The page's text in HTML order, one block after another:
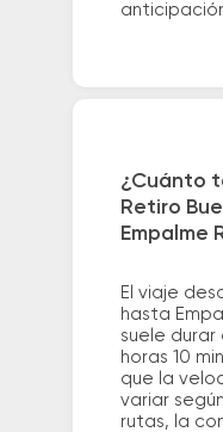
¿Cuánto
Retiro
Empalme
El viaje
hasta
suele
horas 10
que la
variar
rutas, la